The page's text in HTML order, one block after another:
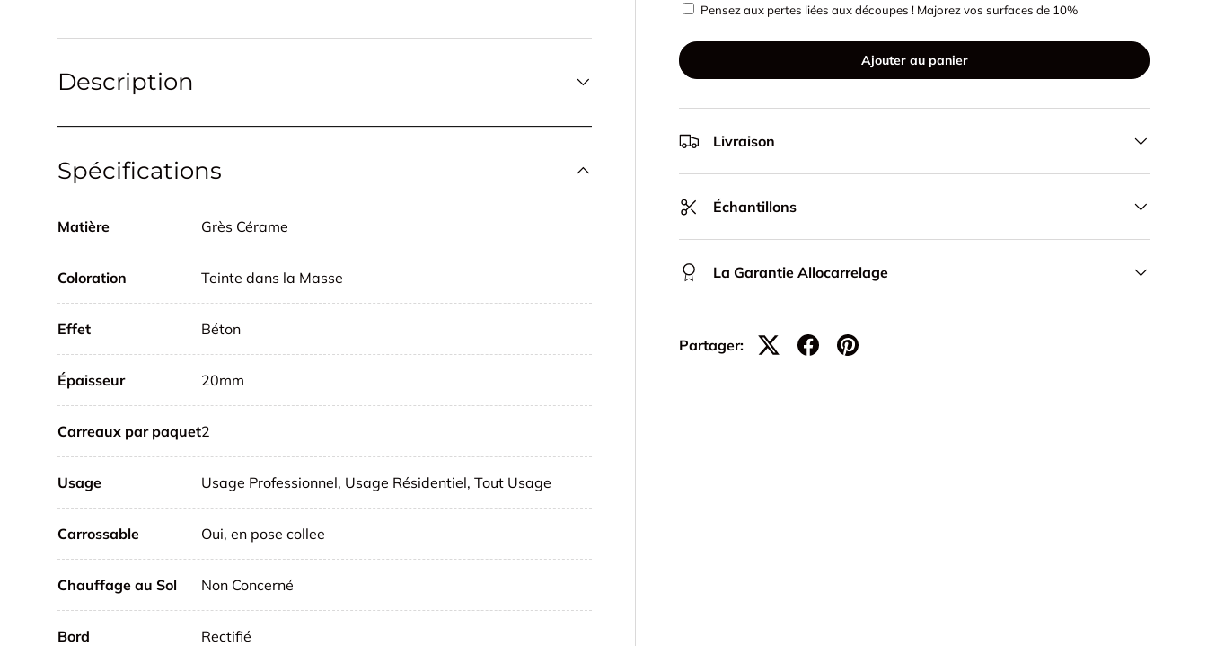
Pensez aux pertes liées aux découpes ! Majorez vos surfaces de 10%
Ajouter au panier
Livraison
Échantillons
La Garantie Allocarrelage
Partager:
Description
Spécifications
Matière Grès Cérame
Coloration Teinte dans la Masse
Effet Béton
Épaisseur 20mm
Carreaux par paquet2
Usage Usage Professionnel, Usage Résidentiel, Tout Usage
Carrossable Oui, en pose collee
Chauffage au Sol Non Concerné
Bord Rectifié